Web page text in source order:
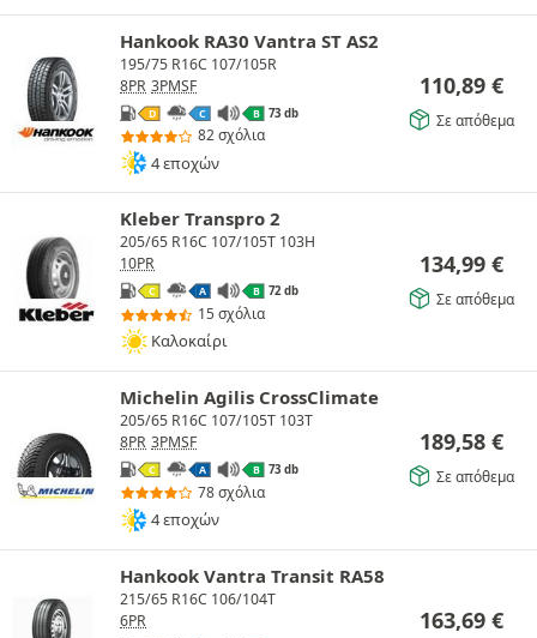
Hankook RA30 Vantra ST AS2
195/75 R16C 107/105R
8PR 3PMSF
D C B 73 db
82 σχόλια
4 εποχών
110,89 €
Σε απόθεμα
Kleber Transpro 2
205/65 R16C 107/105T 103H
10PR
C A B 72 db
15 σχόλια
Καλοκαίρι
134,99 €
Σε απόθεμα
Michelin Agilis CrossClimate
205/65 R16C 107/105T 103T
8PR 3PMSF
C A B 73 db
78 σχόλια
4 εποχών
189,58 €
Σε απόθεμα
Hankook Vantra Transit RA58
215/65 R16C 106/104T
6PR
163,69 €